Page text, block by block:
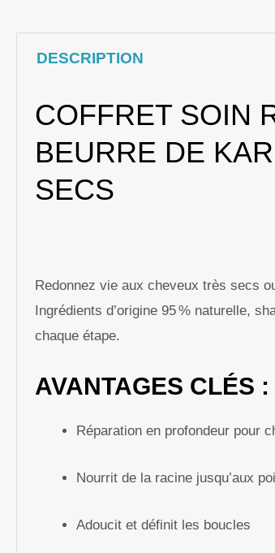
DESCRIPTION
COFFRET SOIN
BEURRE DE
SECS
Redonnez vie aux cheveux très secs
Ingrédients d’origine 95 % naturelle,
chaque étape.
AVANTAGES CLÉS :
Réparation en profondeur pour
Nourrit de la racine jusqu’aux
Adoucit et définit les boucles